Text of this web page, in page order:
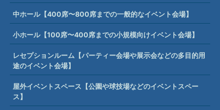
中ホール【400席〜800席までの一般的なイベント会場】
小ホール【100席〜400席までの小規模向けイベント会場】
レセプションルーム【パーティー会場や展示会などの多目的用
途のイベント会場】
屋外イベントスペース【公園や球技場などのイベントスペー
ス】